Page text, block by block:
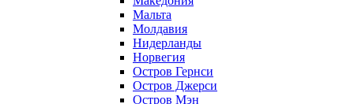
Мальта
Молдавия
Нидерланды
Норвегия
Остров Гернси
Остров Джерси
Остров Мэн